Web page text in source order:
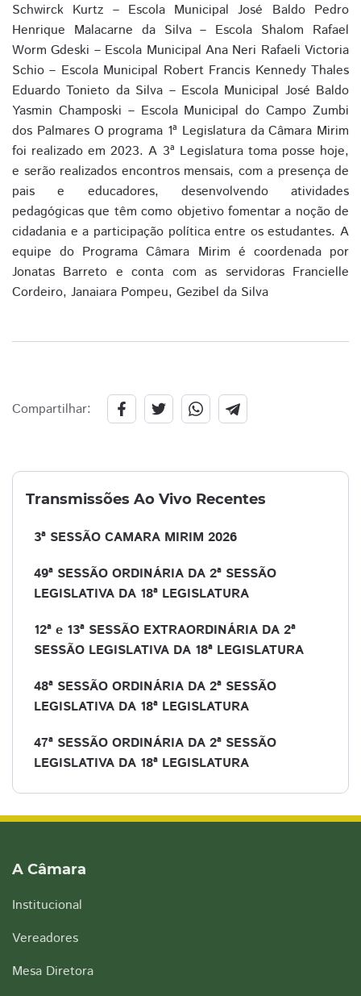
Schwirck Kurtz – Escola Municipal José Baldo Pedro
Henrique Malacarne da Silva – Escola Shalom Rafael
Worm Gdeski – Escola Municipal Ana Neri Rafaeli Victoria
Schio – Escola Municipal Robert Francis Kennedy Thales
Eduardo Tonieto da Silva – Escola Municipal José Baldo
Yasmin Champoski – Escola Municipal do Campo Zumbi
dos Palmares O programa 1ª Legislatura da Câmara Mirim
foi realizado em 2023. A 3ª Legislatura toma posse hoje,
e serão realizados encontros mensais, com a presença de
pais e educadores, desenvolvendo atividades
pedagógicas que têm como objetivo fomentar a noção de
cidadania e a participação política entre os estudantes. A
equipe do Programa Câmara Mirim é coordenada por
Jonatas Barreto e conta com as servidoras Francielle
Cordeiro, Janaiara Pompeu, Gezibel da Silva
Compartilhar:
Transmissões Ao Vivo Recentes
3ª SESSÃO CAMARA MIRIM 2026
49ª SESSÃO ORDINÁRIA DA 2ª SESSÃO
LEGISLATIVA DA 18ª LEGISLATURA
12ª e 13ª SESSÃO EXTRAORDINÁRIA DA 2ª
SESSÃO LEGISLATIVA DA 18ª LEGISLATURA
48ª SESSÃO ORDINÁRIA DA 2ª SESSÃO
LEGISLATIVA DA 18ª LEGISLATURA
47ª SESSÃO ORDINÁRIA DA 2ª SESSÃO
LEGISLATIVA DA 18ª LEGISLATURA
A Câmara
Institucional
Vereadores
Mesa Diretora